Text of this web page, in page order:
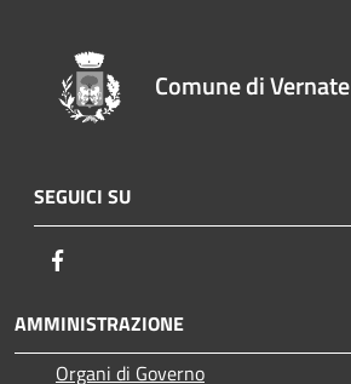
Comune di Vernate
SEGUICI SU
AMMINISTRAZIONE
Organi di Governo